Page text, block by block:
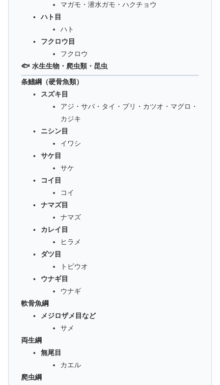
マガモ・潜水ガモ・ハクチョウ
ハト目
ハト
フクロウ目
フクロウ
🐟 水生生物・爬虫類・昆虫
条鰭綱（硬骨魚類）
スズキ目
アジ・サバ・タイ・ブリ・カツオ・マグロ・
カジキ
ニシン目
イワシ
サケ目
サケ
コイ目
コイ
ナマズ目
ナマズ
カレイ目
ヒラメ
ダツ目
トビウオ
ウナギ目
ウナギ
軟骨魚綱
メジロザメ目など
サメ
両生綱
無尾目
カエル
爬虫綱